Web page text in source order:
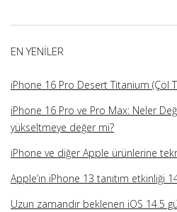
profiliniprofiliniprofiliniprofilini
EN YENILER
iPhone 16 Pro Desert Titanium (Çöl
iPhone 16 Pro ve Pro Max: Neler
yükseltmeye değer mi?
iPhone ve diğer Apple ürünlerine
Apple’ın iPhone 13 tanıtım etkinliği
Uzun zamandır beklenen iOS 14.5